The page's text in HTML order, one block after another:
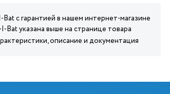
с гарантией в нашем интернет-магазине
указана выше на странице товара
описание и документация